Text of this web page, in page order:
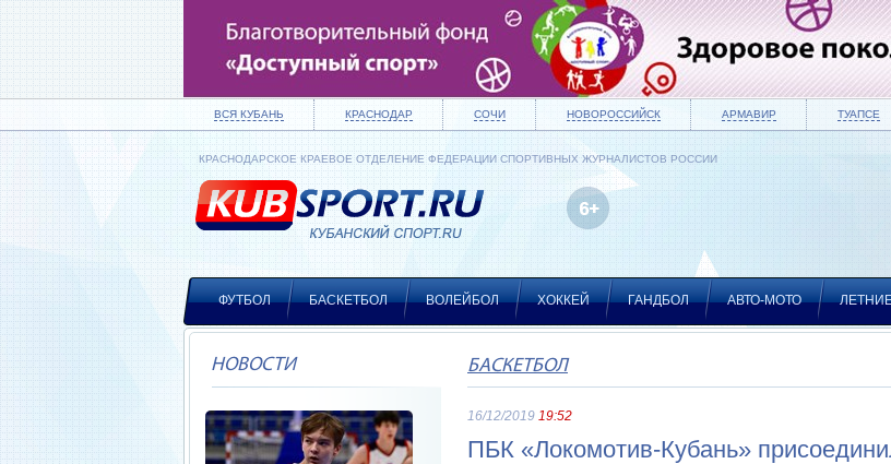
ВСЯ КУБАНЬ КРАСНОДАР СОЧИ НОВОРОССИЙСК АРМАВИР ТУАПСЕ
КРАСНОДАРСКОЕ КРАЕВОЕ ОТДЕЛЕНИЕ ФЕДЕРАЦИИ СПОРТИВНЫХ ЖУРНАЛИСТОВ РОССИИ
ФУТБОЛ БАСКЕТБОЛ ВОЛЕЙБОЛ ХОККЕЙ ГАНДБОЛ АВТО-МОТО
НОВОСТИ БАСКЕТБОЛ
16/12/2019 19:52
ПБК «Локомотив-Кубань»